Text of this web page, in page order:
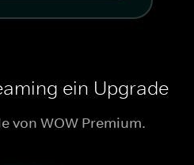
ein Upgrade
von WOW Premium.